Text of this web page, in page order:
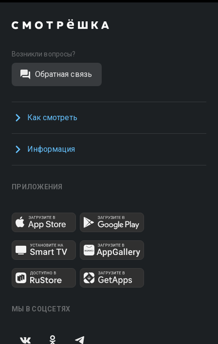
Возникли вопросы?
Обратная связь
Как смотреть
Информация
ПРИЛОЖЕНИЯ
МЫ В СОЦСЕТЯХ